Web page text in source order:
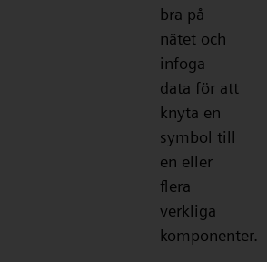
bra på
nätet och
infoga
data för att
knyta en
symbol till
en eller
flera
verkliga
komponenter.